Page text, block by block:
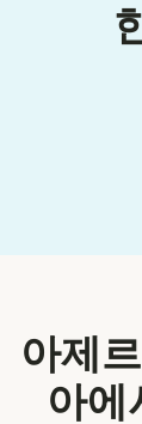
아제
아에